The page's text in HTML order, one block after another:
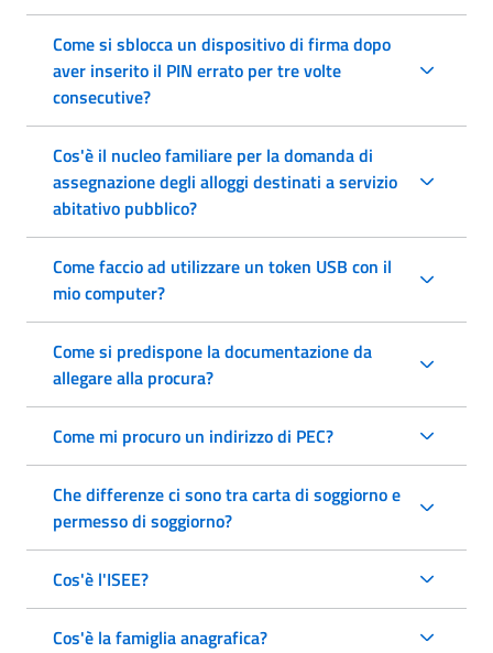
Come si sblocca un dispositivo di firma dopo
aver inserito il PIN errato per tre volte
consecutive?
Cos'è il nucleo familiare per la domanda di
assegnazione degli alloggi destinati a servizio
abitativo pubblico?
Come faccio ad utilizzare un token USB con il
mio computer?
Come si predispone la documentazione da
allegare alla procura?
Come mi procuro un indirizzo di PEC?
Che differenze ci sono tra carta di soggiorno e
permesso di soggiorno?
Cos'è l'ISEE?
Cos'è la famiglia anagrafica?